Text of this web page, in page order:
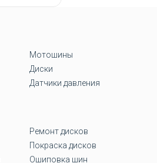
Мотошины
Диски
Датчики давления
Ремонт дисков
Покраска дисков
Ошиповка шин